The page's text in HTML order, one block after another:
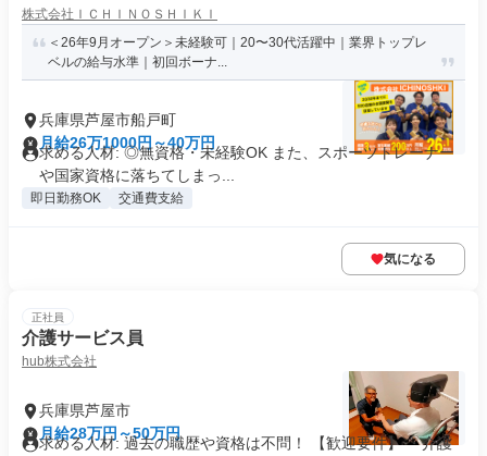
株式会社ＩＣＨＩＮＯＳＨＩＫＩ
＜26年9月オープン＞未経験可｜20〜30代活躍中｜業界トップレ
ベルの給与水準｜初回ボーナ...
兵庫県芦屋市船戸町
月給26万1000円～40万円
求める人材: ◎無資格・未経験OK また、スポーツトレーナー
や国家資格に落ちてしまっ...
即日勤務OK 交通費支給
気になる
正社員
介護サービス員
hub株式会社
兵庫県芦屋市
月給28万円～50万円
求める人材: 過去の職歴や資格は不問！ 【歓迎要件】 ・介護